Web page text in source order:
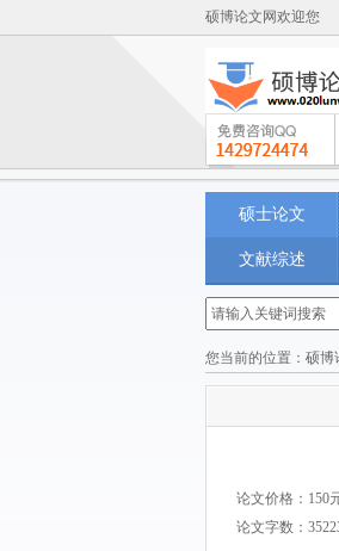
硕博论文网欢迎您
硕士论文
文献综述
您当前的位置： 硕博
论文价格：150
论文字数：